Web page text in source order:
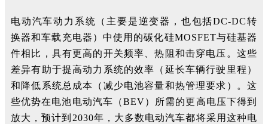
电动汽车动力系统（主要是逆变器，也包括DC-DC转
换器和车载充电器）中使用的碳化硅MOSFET与硅基器
件相比，具有更高的开关频率、热阻和击穿电压。这些
差异有助于提高动力系统的效率（延长车辆行驶里程）
和降低系统总成本（减少电池容量和热管理要求）。这
些优势在电池电动汽车（BEV）所需的更高电压下得到
放大，预计到2030年，大多数电动汽车都将采用这种电